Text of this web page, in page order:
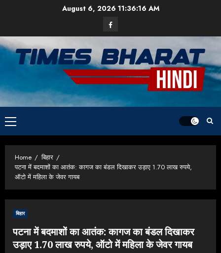
August 6, 202611:36:17 AM
Facebook
Primary
Menu
Home
बिहार
पटना में बदमाशों का आतंक: कागज का बंडल दिखाकर उड़ाए 1.70 लाख रुपये,
ऑटो में महिला के जेवर गायब
बिहार
पटना में बदमाशों का आतंक: कागज का बंडल दिखाकर
उड़ाए 1.70 लाख रुपये, ऑटो में महिला के जेवर गायब